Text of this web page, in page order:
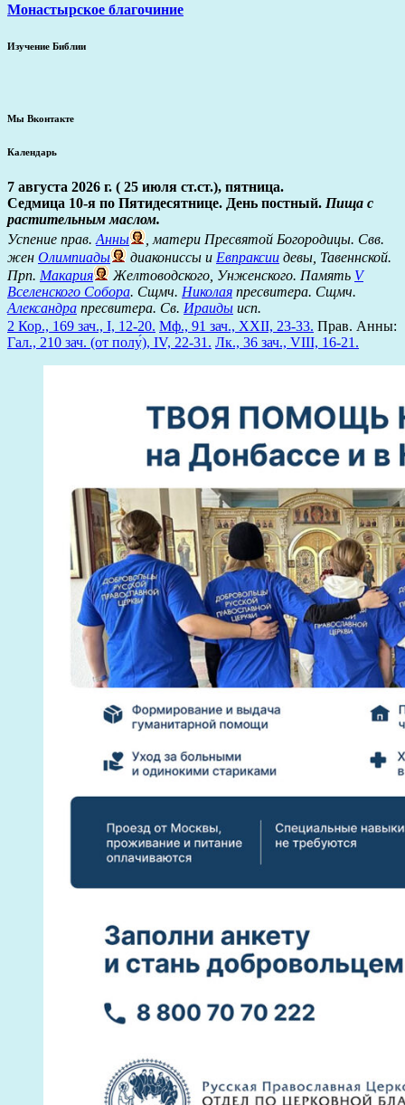
Монастырское благочиние
Изучение Библии
Мы Вконтакте
Календарь
7 августа 2026 г. ( 25 июля ст.ст.), пятница.
Седмица 10-я по Пятидесятнице. День постный. Пища с
растительным маслом.
Успение прав.Анны
, матери Пресвятой Богородицы. Свв.
жен Олимпиады диакониссы и Евпраксии девы, Тавеннской.
Прп. Макария Желтоводского, Унженского. Память V
Вселенского Собора. Сщмч. Николая пресвитера. Сщмч.
Александра пресвитера. Св. Ираиды исп.
2 Кор., 169 зач., I, 12-20. Мф., 91 зач., XXII, 23-33. Прав. Анны:
Гал., 210 зач. (от полу́), IV, 22-31. Лк., 36 зач., VIII, 16-21.